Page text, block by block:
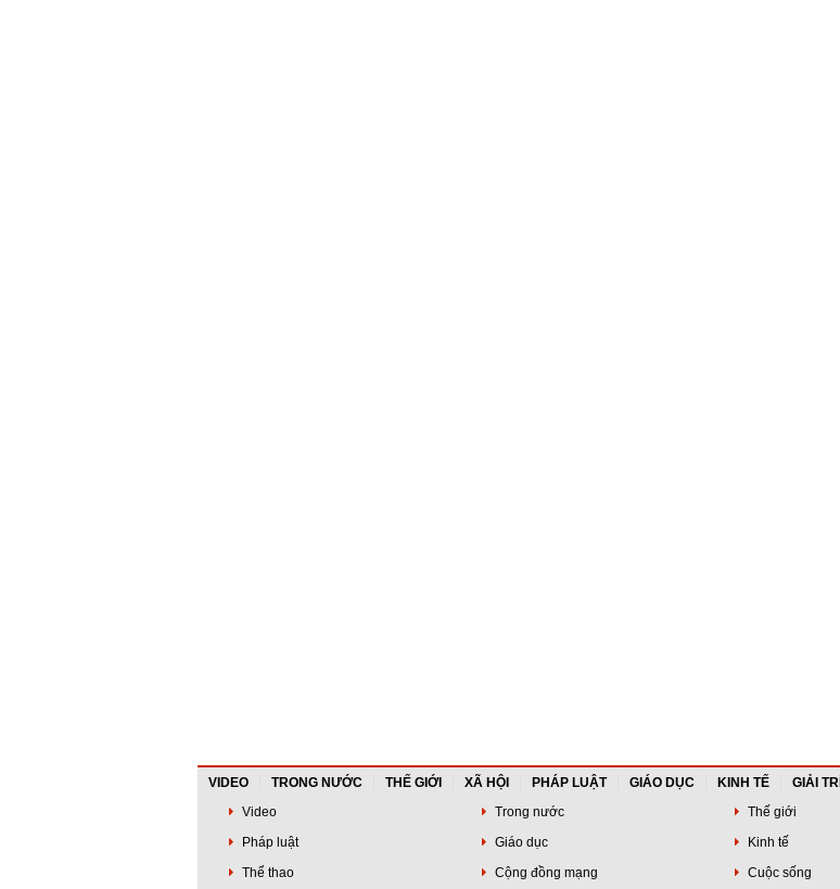
VIDEO TRONG NƯỚC THẾ GIỚI XÃ HỘI PHÁP LUẬT GIÁO DỤC KINH TẾ GIẢI TRÍ
Video
Trong nước Thế giới
Pháp luật
Giáo dục Kinh tế
Thể thao
Cộng đồng mạng Cuộc sống